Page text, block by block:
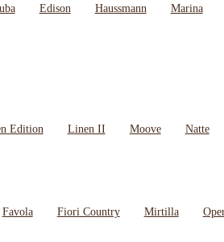
Edison Haussmann Marina
Edition Linen II Moove Natte
Favola Fiori Country Mirtilla